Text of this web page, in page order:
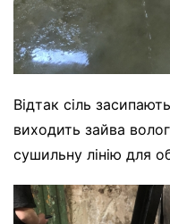
Відтак сіль
виходить зайва
сушильну лінію для